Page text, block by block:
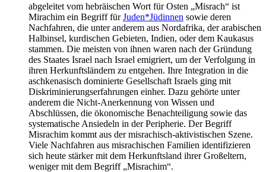
abgeleitet vom hebräischen Wort für Osten „Misrach“ ist
Mirachim ein Begriff fürJuden*Jüdinnen sowie deren
Nachfahren, die unter anderem aus Nordafrika, der arabischen
Halbinsel, kurdischen Gebieten, Indien, oder dem Kaukasus
stammen. Die meisten von ihnen waren nach der Gründung
des Staates Israel nach Israel emigriert, um der Verfolgung in
ihren Herkunftsländern zu entgehen. Ihre Integration in die
aschkenasisch dominierte Gesellschaft Israels ging mit
Diskriminierungserfahrungen einher. Dazu gehörte unter
anderem die Nicht-Anerkennung von Wissen und
Abschlüssen, die ökonomische Benachteiligung sowie das
systematische Ansiedeln in der Peripherie. Der Begriff
Misrachim kommt aus der misrachisch-aktivistischen Szene.
Viele Nachfahren aus misrachischen Familien identifizieren
sich heute stärker mit dem Herkunftsland ihrer Großeltern,
weniger mit dem Begriff „Misrachim“.